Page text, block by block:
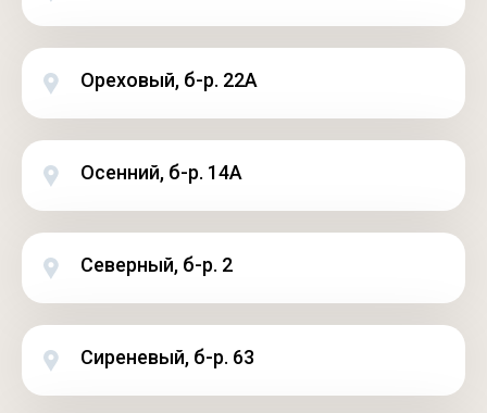
Ореховый, б-р. 22А
Осенний, б-р. 14А
Северный, б-р. 2
Сиреневый, б-р. 63